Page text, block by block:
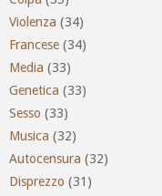
Violenza (34)
Francese (34)
Media (33)
Genetica (33)
Sesso (33)
Musica (32)
Autocensura (32)
Disprezzo (31)